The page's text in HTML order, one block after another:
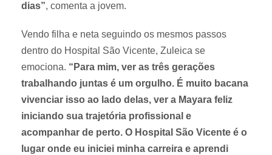
dias”, comenta a jovem.
Vendo filha e neta seguindo os mesmos passos
dentro do Hospital São Vicente, Zuleica se
emociona. “Para mim, ver as três gerações
trabalhando juntas é um orgulho. É muito bacana
vivenciar isso ao lado delas, ver a Mayara feliz
iniciando sua trajetória profissional e
acompanhar de perto. O Hospital São Vicente é o
lugar onde eu iniciei minha carreira e aprendi